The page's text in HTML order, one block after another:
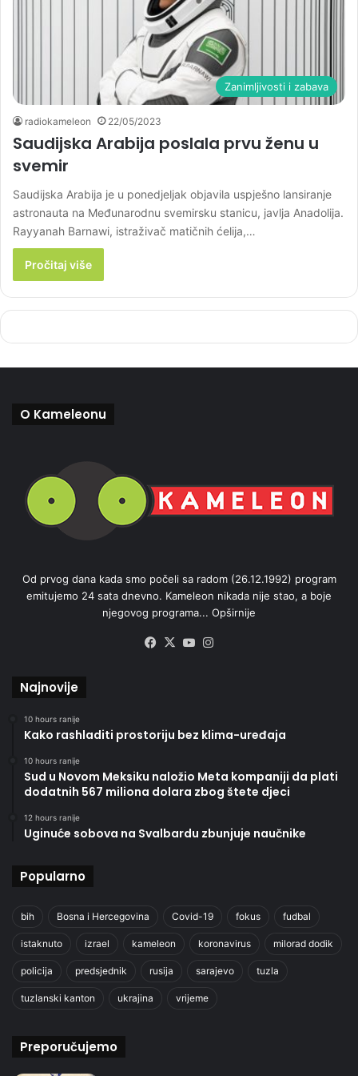
Zanimljivosti i zabava
radiokameleon 22/05/2023
Saudijska Arabija poslala prvu ženu u
svemir
Saudijska Arabija je u ponedjeljak objavila uspješno lansiranje
astronauta na Međunarodnu svemirsku stanicu, javlja Anadolija.
Rayyanah Barnawi, istraživač matičnih ćelija,…
Pročitaj više
O Kameleonu
Od prvog dana kada smo počeli sa radom (26.12.1992) program
emitujemo 24 sata dnevno. Kameleon nikada nije stao, a boje
njegovog programa... Opširnije
Facebook
X YouTube
Najnovije
10 hours ranije
Kako rashladiti prostoriju bez klima-uređaja
10 hours ranije
Sud u Novom Meksiku naložio Meta kompaniji da plati
dodatnih 567 miliona dolara zbog štete djeci
12 hours ranije
Uginuće sobova na Svalbardu zbunjuje naučnike
Popularno
bih Bosna i Hercegovina Covid-19 fokus fudbal
istaknuto izrael kameleon koronavirus milorad dodik
policija predsjednik rusija sarajevo tuzla
tuzlanski kanton ukrajina vrijeme
Preporučujemo